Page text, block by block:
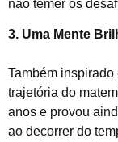
não temer os
3. Uma Mente
Também
trajetória do
anos e provou
ao decorrer do